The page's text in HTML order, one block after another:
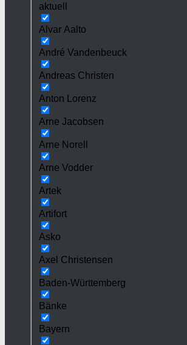
aktuell
Alvar Aalto
André Vandenbeuck
Andreas Christen
Anton Lorenz
Arne Jacobsen
Arne Norell
Arne Vodder
Artek
Artifort
Asko
Axel Christensen
Baden-Württemberg
Bänke
Bayern